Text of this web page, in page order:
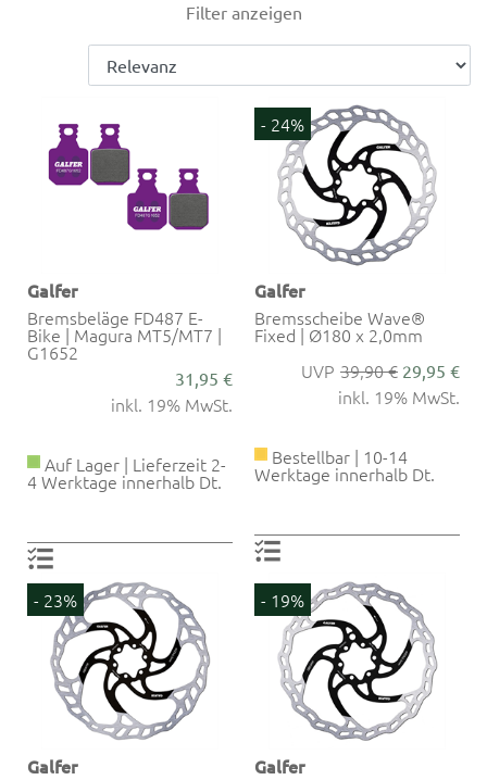
Filter anzeigen
Galfer
Bremsbeläge FD487 E-
Bike | Magura MT5/MT7 |
G1652
31,95 €
inkl. 19% MwSt.
Auf Lager | Lieferzeit 2-
4 Werktage innerhalb Dt.
- 24%
Galfer
Bremsscheibe Wave®
Fixed | Ø180 x 2,0mm
39,90 € 29,95 €
inkl. 19% MwSt.
Bestellbar | 10-14
Werktage innerhalb Dt.
- 23%
Galfer
- 19%
Galfer